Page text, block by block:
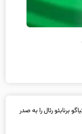
سانتیاگو برنابئو رئال را به صدر